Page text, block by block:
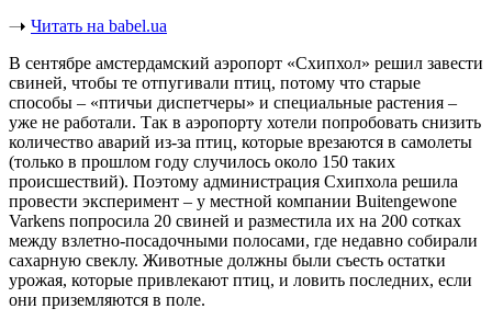
Читать на babel.ua
В сентябре амстердамский аэропорт «Схипхол» решил завести
свиней, чтобы те отпугивали птиц, потому что старые
способы – «птичьи диспетчеры» и специальные растения –
уже не работали. Так в аэропорту хотели попробовать снизить
количество аварий из-за птиц, которые врезаются в самолеты
(только в прошлом году случилось около 150 таких
происшествий). Поэтому администрация Схипхола решила
провести эксперимент – у местной компании Buitengewone
Varkens попросила 20 свиней и разместила их на 200 сотках
между взлетно-посадочными полосами, где недавно собирали
сахарную свеклу. Животные должны были съесть остатки
урожая, которые привлекают птиц, и ловить последних, если
они приземляются в поле.